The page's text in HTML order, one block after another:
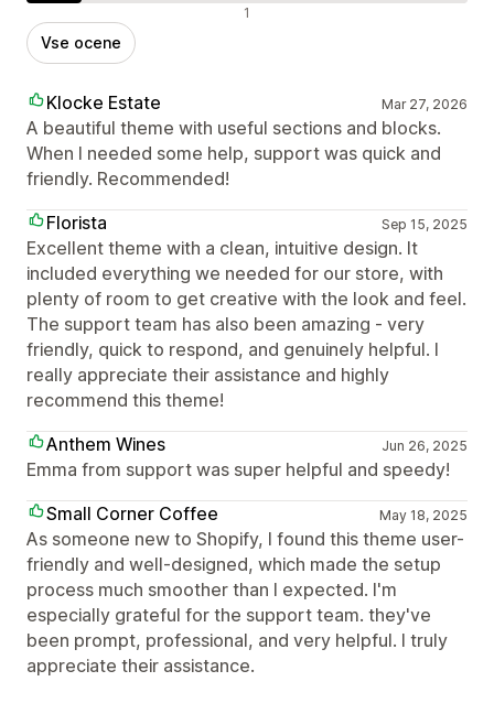
1
Vse ocene
Klocke Estate Mar 27, 2026
A beautiful theme with useful sections and blocks.
When I needed some help, support was quick and
friendly. Recommended!
Florista
Sep 15, 2025
Excellent theme with a clean, intuitive design. It
included everything we needed for our store, with
plenty of room to get creative with the look and feel.
The support team has also been amazing - very
friendly, quick to respond, and genuinely helpful. I
really appreciate their assistance and highly
recommend this theme!
Anthem Wines
Jun 26, 2025
Emma from support was super helpful and speedy!
Small Corner Coffee
May 18, 2025
As someone new to Shopify, I found this theme user-
friendly and well-designed, which made the setup
process much smoother than I expected. I'm
especially grateful for the support team. they've
been prompt, professional, and very helpful. I truly
appreciate their assistance.